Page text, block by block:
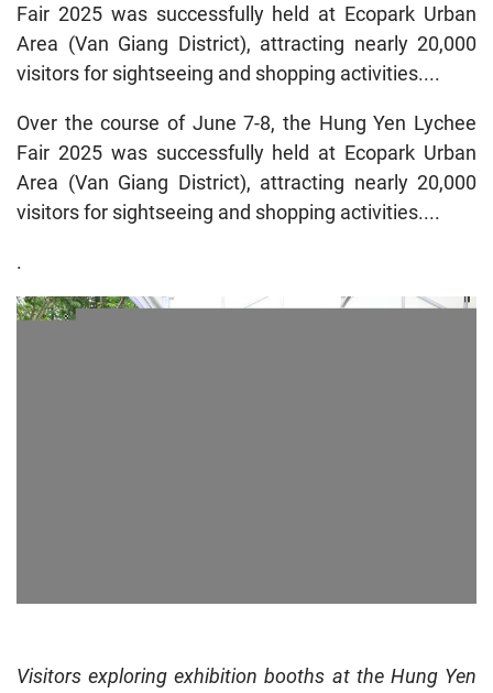
Fair 2025 was successfully held at Ecopark Urban
Area (Van Giang District), attracting nearly 20,000
visitors for sightseeing and shopping activities....
Over the course of June 7-8, the Hung Yen Lychee
Fair 2025 was successfully held at Ecopark Urban
Area (Van Giang District), attracting nearly 20,000
visitors for sightseeing and shopping activities....
.
Visitors exploring exhibition booths at the Hung Yen